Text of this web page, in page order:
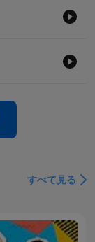
すべて見る